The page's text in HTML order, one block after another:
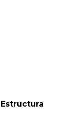
Estructura